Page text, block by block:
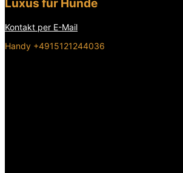
Luxus für Hunde
Kontakt per E-Mail
Handy +4915121244036